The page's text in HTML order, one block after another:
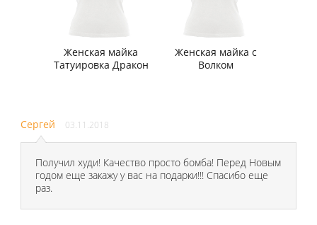
Женская майка
Татуировка Дракон
Женская майка с
Волком
Сергей 03.11.2018
Получил худи! Качество просто бомба! Перед Новым
годом еще закажу у вас на подарки!!! Спасибо еще
раз.